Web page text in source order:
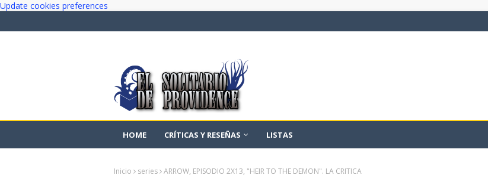
Update cookies preferences
HOME CRÍTICAS Y RESEÑAS LISTAS
Inicio series ARROW, EPISODIO 2X13, "HEIR TO THE DEMON". LA CRITICA